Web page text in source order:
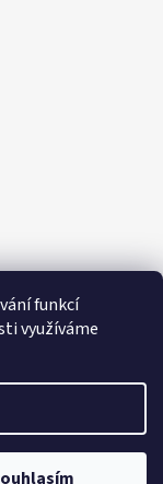
funkcí
využíváme